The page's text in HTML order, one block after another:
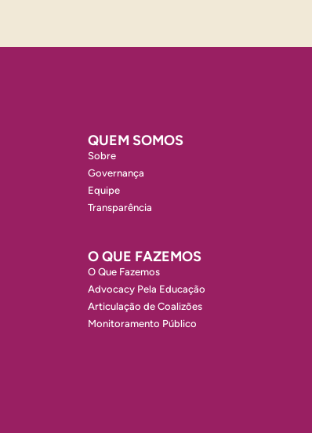
QUEM SOMOS
Sobre
Governança
Equipe
Transparência
O QUE FAZEMOS
O Que Fazemos
Advocacy Pela Educação
Articulação de Coalizões
Monitoramento Público